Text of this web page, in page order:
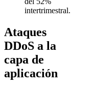
intertrimestral.
Ataques
DDoS a la
capa de
aplicación